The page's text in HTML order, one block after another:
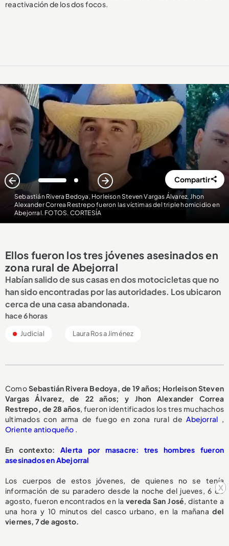
x
reactivación de los dos focos.
Sebastián Rivera Bedoya, Horleison Steven Vargas Álvarez, Jhon
Alexander Correa Restrepo fueron las víctimas del triple homicidio en
Abejorral. FOTOS. CORTESÍA
1 2 Compartir
Ellos fueron los tres jóvenes asesinados en
zona rural de Abejorral
Habían salido de sus casas en dos motocicletas que no
han sido encontradas por las autoridades. Los ubicaron
cerca de una casa abandonada.
hace 6 horas
Judicial Laura Rosa Jiménez
ComoSebastián Rivera Bedoya, de 19 años; Horleison Steven
Vargas Álvarez, de 22 años; y Jhon Alexander Correa
Restrepo, de 28 años, fueron identificados los tres muchachos
ultimados con arma de fuego en zona rural deAbejorral ,
Oriente antioqueño .
En contexto:Alerta por masacre: tres hombres fueron
asesinados en Abejorral
Los cuerpos de estos jóvenes, de quienes no se tenía
información de su paradero desde la noche del jueves, 6 de
agosto, fueron encontrados en la vereda San José, distante a
una hora y 10 minutos del casco urbano, en la mañana del
viernes, 7 de agosto.